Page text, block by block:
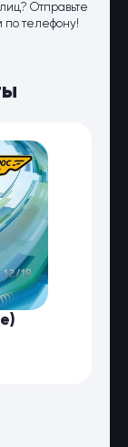
Отправьте
по телефону!